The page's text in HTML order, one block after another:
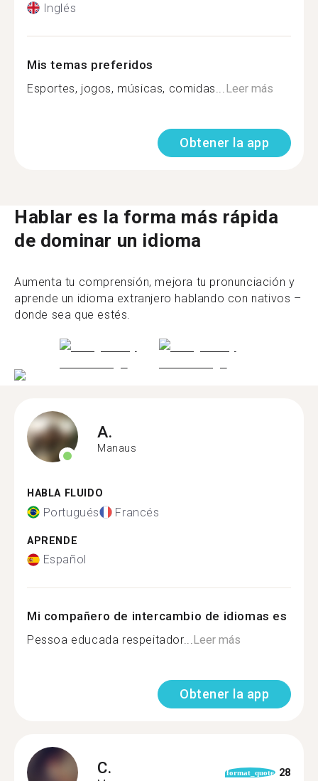
Inglés
Mis temas preferidos
Esportes, jogos, músicas, comidas... Leer más
Obtener la app
Hablar es la forma más rápida
de dominar un idioma
Aumenta tu comprensión, mejora tu pronunciación y
aprende un idioma extranjero hablando con nativos –
donde sea que estés.
A.
Manaus
HABLA FLUIDO
Portugués Francés
APRENDE
Español
Mi compañero de intercambio de idiomas es
Pessoa educada respeitador...Leer más
Obtener la app
C. format_quote 28